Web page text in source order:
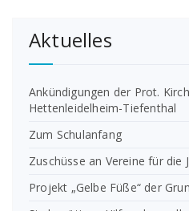
Aktuelles
Ankündigungen der Prot.
Hettenleidelheim-Tiefenthal
Zum Schulanfang
Zuschüsse an Vereine für die
Projekt „Gelbe Füße“ der